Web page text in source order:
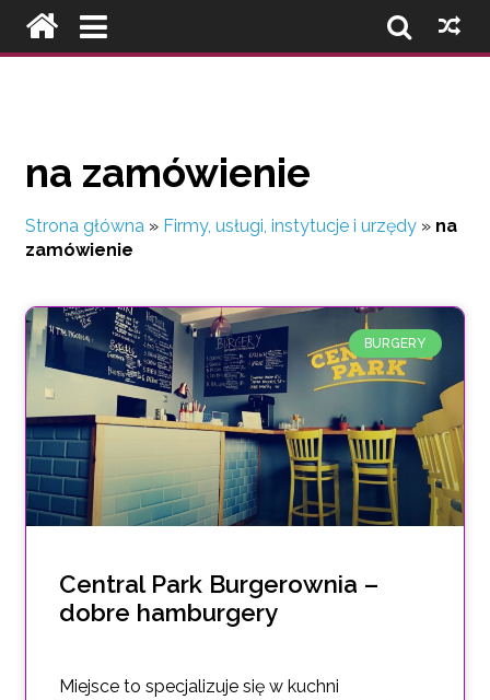
na zamówienie
Strona główna » Firmy, usługi, instytucje i urzędy » na
zamówienie
BURGERY
Central Park Burgerownia –
dobre hamburgery
Miejsce to specjalizuje się w kuchni